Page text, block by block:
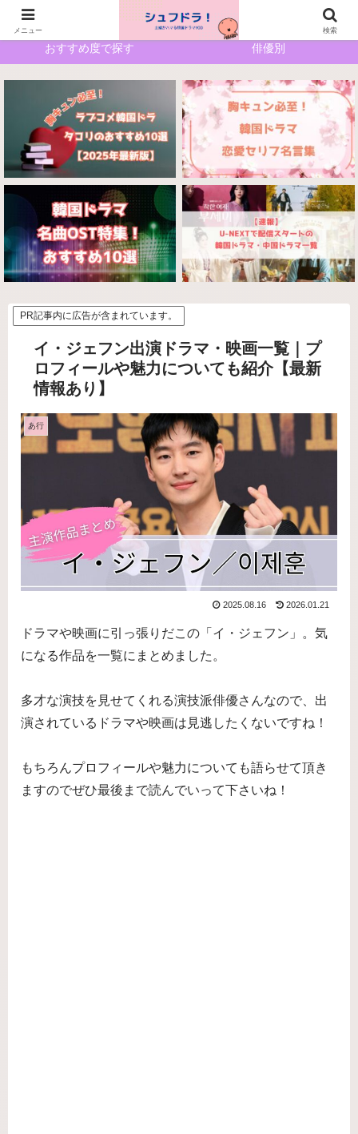
おすすめ度で探す 俳優別
PR記事内に広告が含まれています。
イ・ジェフン出演ドラマ・映画一覧｜プ
ロフィールや魅力についても紹介【最新
情報あり】
あ行
2025.08.16 2026.01.21
ドラマや映画に引っ張りだこの「イ・ジェフン」。気
になる作品を一覧にまとめました。
多才な演技を見せてくれる演技派俳優さんなので、出
演されているドラマや映画は見逃したくないですね！
もちろんプロフィールや魅力についても語らせて頂き
ますのでぜひ最後まで読んでいって下さいね！
メニュー 検索